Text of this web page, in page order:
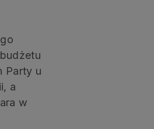
Party u
a
w